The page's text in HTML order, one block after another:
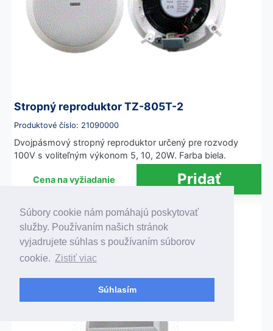
Súbory cookie nám pomáhajú poskytovať
služby. Používaním našich stránok
vyjadrujete súhlas s používaním súborov
cookie. Zistiť viac
Súhlasím
Stropný reproduktor TZ-805T-2
Produktové číslo: 21090000
Dvojpásmový stropný reproduktor určený pre rozvody
100V s voliteľným výkonom 5, 10, 20W. Farba biela.
Cena na vyžiadanie